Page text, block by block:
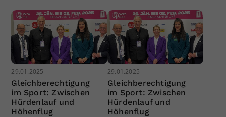
29.01.2025
Gleichberechtigung
im Sport: Zwischen
Hürdenlauf und
Höhenflug
29.01.2025
Gleichberechtigung
im Sport: Zwischen
Hürdenlauf und
Höhenflug